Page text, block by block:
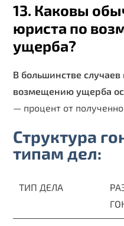
13. Каковы
юриста по
ущерба?
В большинстве
возмещению ущерба
— процент от
Структура
типам дел:
ТИП ДЕЛА